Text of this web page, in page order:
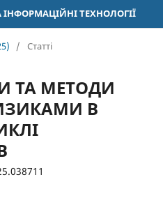
ТЕХНОЛОГІЇ
/ Статті
ТА МЕТОДИ
В